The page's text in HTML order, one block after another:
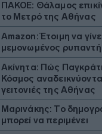
ΠΑΚΟΕ: Θάλαμος
το Μετρό της Αθήνας
Amazon: Έτοιμη να
μεμονωμένος
Ακίνητα: Πώς
Κόσμος
γειτονιές της Αθήνας
Μαρινάκης: Το
μπορεί να περιμένει